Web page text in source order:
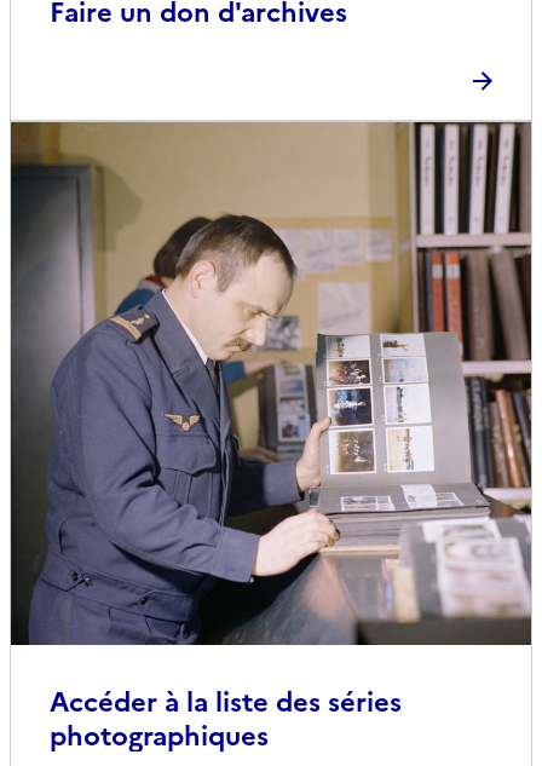
Faire un don d'archives
Accéder à la liste des séries
photographiques